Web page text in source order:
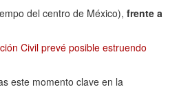
del centro de México), frente a
Civil prevé posible estruendo
este momento clave en la